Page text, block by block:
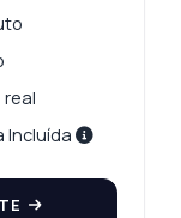
real
Incluída